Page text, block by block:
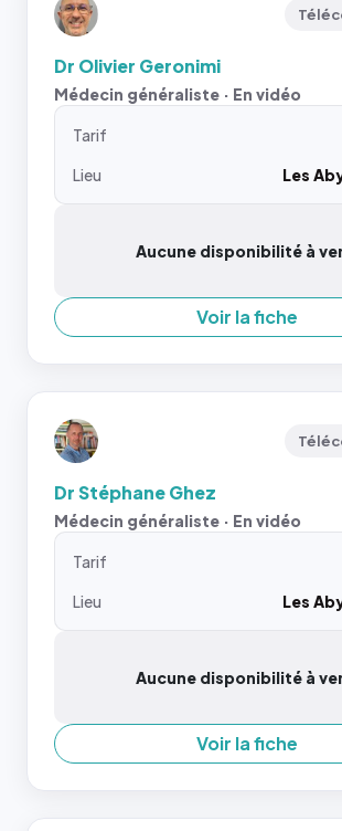
Dr Olivier Geronimi
Médecin généraliste · En vidéo
Tarif
Lieu
Les
Aucune disponibilité à
Voir la fiche
Dr Stéphane Ghez
Médecin généraliste · En vidéo
Tarif
Lieu
Les
Aucune disponibilité à
Voir la fiche